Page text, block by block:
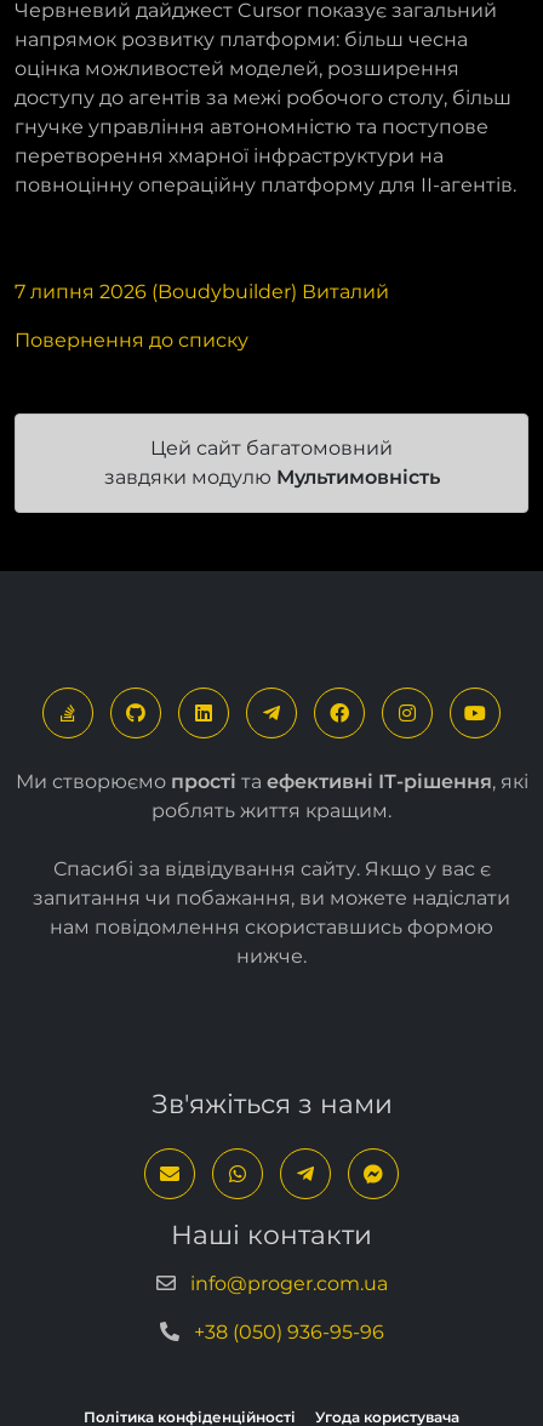
Червневий дайджест Cursor показує загальний
напрямок розвитку платформи: більш чесна
оцінка можливостей моделей, розширення
доступу до агентів за межі робочого столу, більш
гнучке управління автономністю та поступове
перетворення хмарної інфраструктури на
повноцінну операційну платформу для ІІ-агентів.
7 липня 2026 (Boudybuilder) Виталий
Повернення до списку
Цей сайт багатомовний
завдяки модулю Мультимовність
Ми створюємо прості та ефективні ІТ-рішення, які
роблять життя кращим.
Спасибі за відвідування сайту. Якщо у вас є
запитання чи побажання, ви можете надіслати
нам повідомлення скориставшись формою
нижче.
Зв'яжіться з нами
Наші контакти
info@proger.com.ua
+38 (050) 936-95-96
Політика конфіденційності Угода користувача